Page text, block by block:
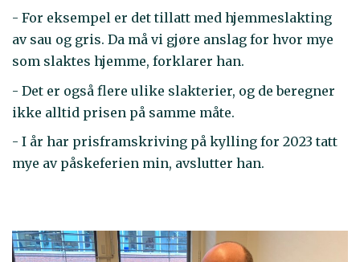
- For eksempel er det tillatt med hjemmeslakting
av sau og gris. Da må vi gjøre anslag for hvor mye
som slaktes hjemme, forklarer han.
- Det er også flere ulike slakterier, og de beregner
ikke alltid prisen på samme måte.
- I år har prisframskriving på kylling for 2023 tatt
mye av påskeferien min, avslutter han.